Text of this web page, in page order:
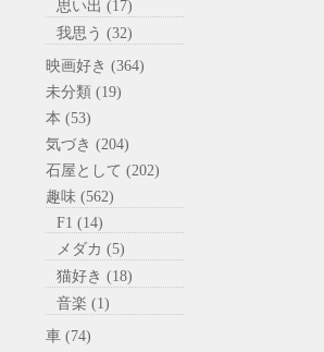
思い出 (17)
我思う (32)
映画好き (364)
未分類 (19)
本 (53)
気づき (204)
石屋として (202)
趣味 (562)
F1 (14)
メダカ (5)
猫好き (18)
音楽 (1)
車 (74)